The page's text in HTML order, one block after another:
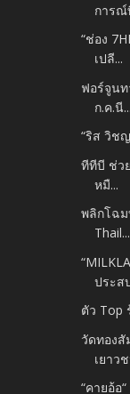
การณ์
“ช่อง
เปลี...
ฟอร์จูนท
ก.ค.นี...
“ริส วิช
ทีทีบี ช่ว
หมื...
พลิกโฉม
Thail...
ประส
ตัว Top
วัดทอง
เยาว
“คายอ้อ